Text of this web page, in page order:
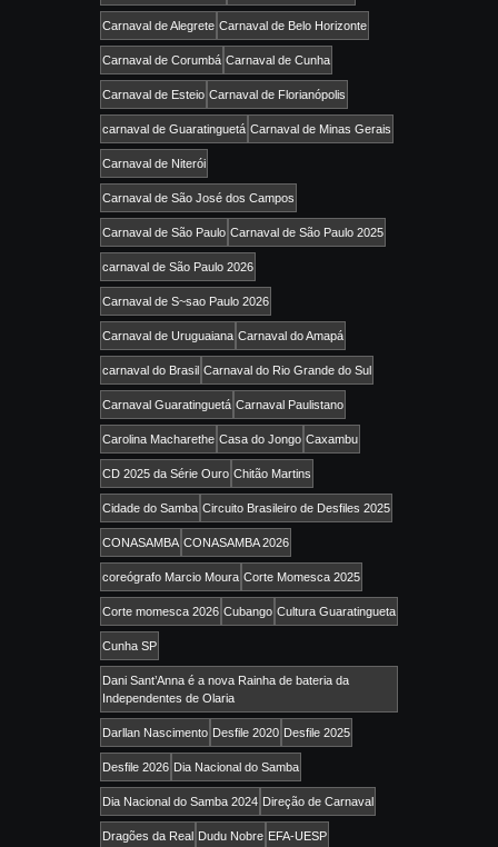
Carnaval de Alegrete Carnaval de Belo Horizonte
Carnaval de Corumbá Carnaval de Cunha
Carnaval de Esteio Carnaval de Florianópolis
carnaval de Guaratinguetá Carnaval de Minas Gerais
Carnaval de Niterói
Carnaval de São José dos Campos
Carnaval de São Paulo Carnaval de São Paulo 2025
carnaval de São Paulo 2026
Carnaval de S~sao Paulo 2026
Carnaval de Uruguaiana Carnaval do Amapá
carnaval do Brasil Carnaval do Rio Grande do Sul
Carnaval Guaratinguetá Carnaval Paulistano
Carolina Macharethe Casa do Jongo Caxambu
CD 2025 da Série Ouro Chitão Martins
Cidade do Samba Circuito Brasileiro de Desfiles 2025
CONASAMBA CONASAMBA 2026
coreógrafo Marcio Moura Corte Momesca 2025
Corte momesca 2026 Cubango Cultura Guaratingueta
Cunha SP
Dani Sant’Anna é a nova Rainha de bateria da
Independentes de Olaria
Darllan Nascimento Desfile 2020 Desfile 2025
Desfile 2026 Dia Nacional do Samba
Dia Nacional do Samba 2024 Direção de Carnaval
Dragões da Real Dudu Nobre EFA-UESP